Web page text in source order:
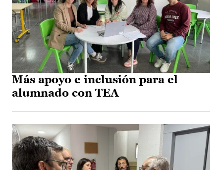
Más apoyo e inclusión para el
alumnado con TEA